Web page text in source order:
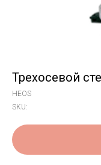
Трехосевой
HEOS
SKU: